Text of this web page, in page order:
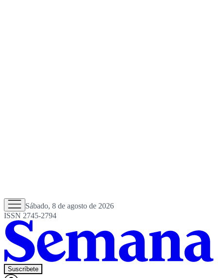
Sábado, 8 de agosto de 2026
ISSN 2745-2794
Suscríbete